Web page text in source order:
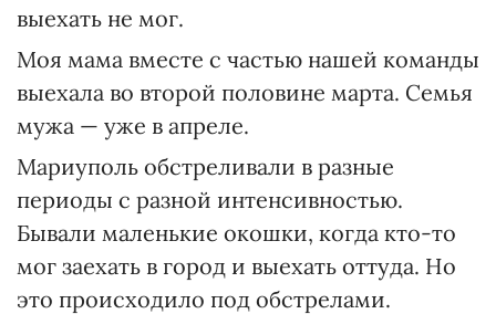
выехать не мог.
Моя мама вместе с частью нашей команды
выехала во второй половине марта. Семья
мужа — уже в апреле.
Мариуполь обстреливали в разные
периоды с разной интенсивностью.
Бывали маленькие окошки, когда кто-то
мог заехать в город и выехать оттуда. Но
это происходило под обстрелами.